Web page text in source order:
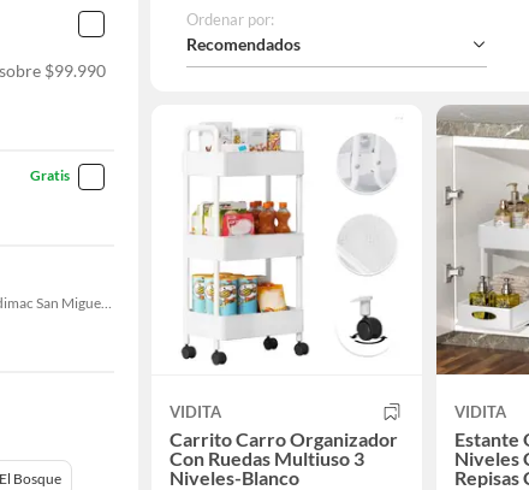
$99.990
Gratis
Sodimac Cerrillos, Sodimac Maipú, Sodimac San Miguel, Sodimac El Bosque, Sodimac San Bernardo, Sodimac Talagante, Sodimac San Fernando
El Bosque
Ordenar por:
Recomendados
VIDITA
Carrito Carro Organizador
Con Ruedas Multiuso 3
Niveles-Blanco
VIDITA
Estante
Niveles
Repisas